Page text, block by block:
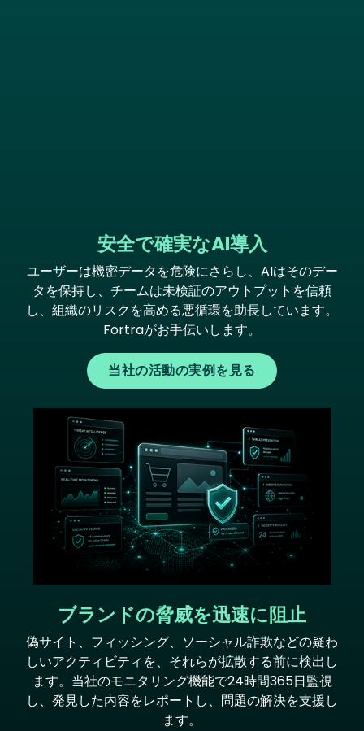
安全で確実なAI導入
ユーザーは機密データを危険にさらし、AIはそのデー
タを保持し、チームは未検証のアウトプットを信頼
し、組織のリスクを高める悪循環を助長しています。
Fortraがお手伝いします。
当社の活動の実例を見る
ブランドの脅威を迅速に阻止
偽サイト、フィッシング、ソーシャル詐欺などの疑わ
しいアクティビティを、それらが拡散する前に検出し
ます。当社のモニタリング機能で24時間365日監視
し、発見した内容をレポートし、問題の解決を支援し
ます。